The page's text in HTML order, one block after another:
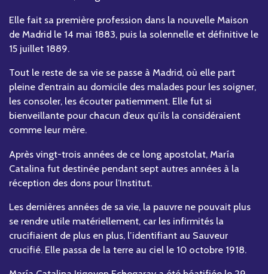
Elle fait sa première profession dans la nouvelle Maison
de Madrid le 14 mai 1883, puis la solennelle et définitive le
15 juillet 1889.
Tout le reste de sa vie se passe à Madrid, où elle part
pleine d’entrain au domicile des malades pour les soigner,
les consoler, les écouter patiemment. Elle fut si
bienveillante pour chacun d’eux qu’ils la considéraient
comme leur mère.
Après vingt-trois années de ce long apostolat, María
Catalina fut destinée pendant sept autres années à la
réception des dons pour l’Institut.
Les dernières années de sa vie, la pauvre ne pouvait plus
se rendre utile matériellement, car les infirmités la
crucifiaient de plus en plus, l’identifiant au Sauveur
crucifié. Elle passa de la terre au ciel le 10 octobre 1918.